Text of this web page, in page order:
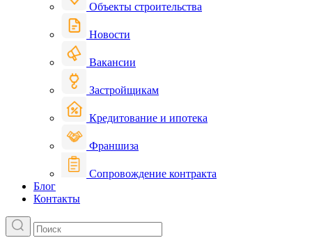
Объекты строительства
Новости
Вакансии
Застройщикам
Кредитование и ипотека
Франшиза
Сопровождение контракта
Блог
Контакты